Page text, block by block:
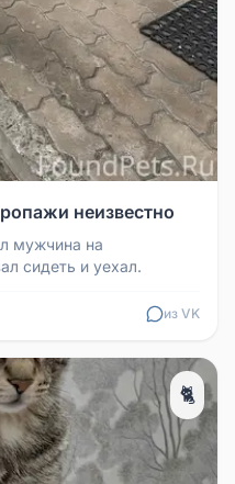
неизвестно
мужчина на
сидеть и уехал.
из VK
🐈